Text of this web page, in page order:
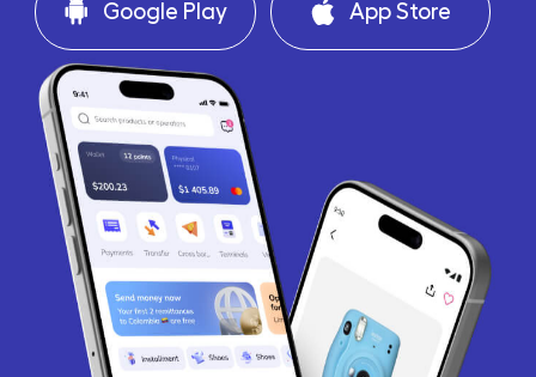
Google Play App Store